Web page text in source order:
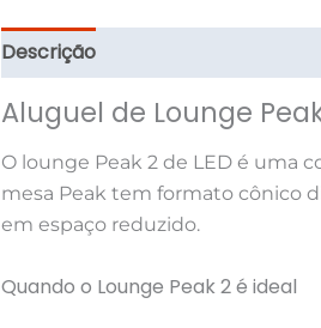
Descrição
Aluguel de Lounge
O lounge Peak 2 de LED é uma
mesa Peak tem formato cônico
em espaço reduzido.
Quando o Lounge Peak 2 é ideal